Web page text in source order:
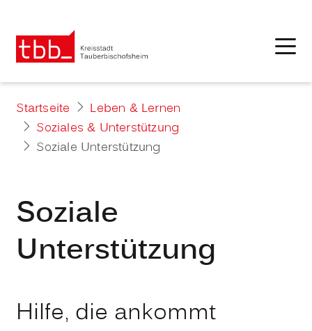
Startseite
Leben & Lernen
Soziales & Unterstützung
Soziale Unterstützung
Soziale
Unterstützung
Hilfe, die ankommt